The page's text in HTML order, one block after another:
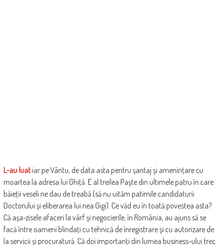
L-au luatiar pe Vântu, de data asta pentru şantaj şi ameninţare cu
moartea la adresa lui Ghiţă. E al treilea Paşte din ultimele patru în care
băieţii veseli ne dau de treabă (să nu uităm patimile candidaturii
Doctorului şi eliberarea lui nea Gigi). Ce văd eu în toată povestea asta?
Că aşa-zisele afaceri la vârf şi negocierile, în România, au ajuns să se
facă între oameni blindaţi cu tehnică de înregistrare şi cu autorizare de
la servicii şi procuratură. Că doi importanţi din lumea business-ului trec